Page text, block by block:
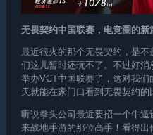
无畏契约中国联赛，电竞圈的新
最近很火的那个无畏契约，是
们这儿暂时还玩不了。不过好
举办VCT中国联赛了，这对我
天就能在家门口看到无畏契约的
听说拳头公司最近要招一个牛
来战地手游的那位高手！看得